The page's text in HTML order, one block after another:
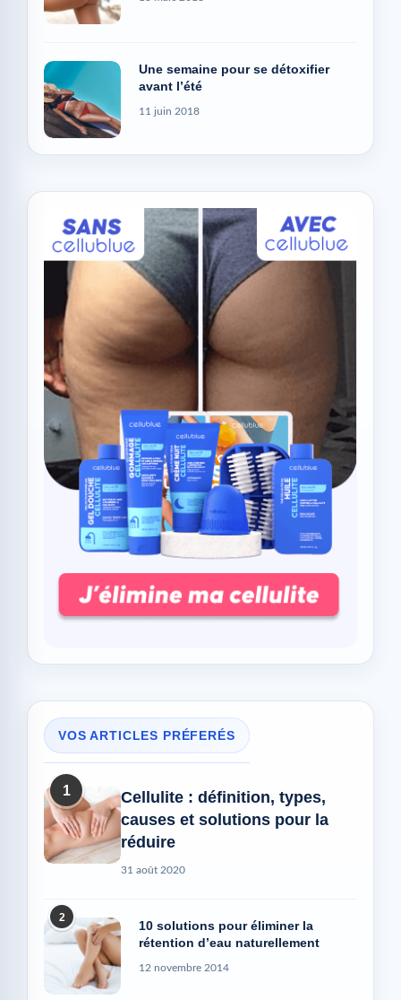
Une semaine pour se détoxifier
avant l’été
11 juin 2018
VOS ARTICLES PRÉFERÉS
1
Cellulite : définition, types,
causes et solutions pour la
réduire
31 août 2020
2
10 solutions pour éliminer la
rétention d’eau naturellement
12 novembre 2014